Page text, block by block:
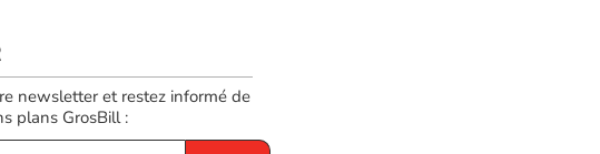
newsletter et restez informé de
plans GrosBill :